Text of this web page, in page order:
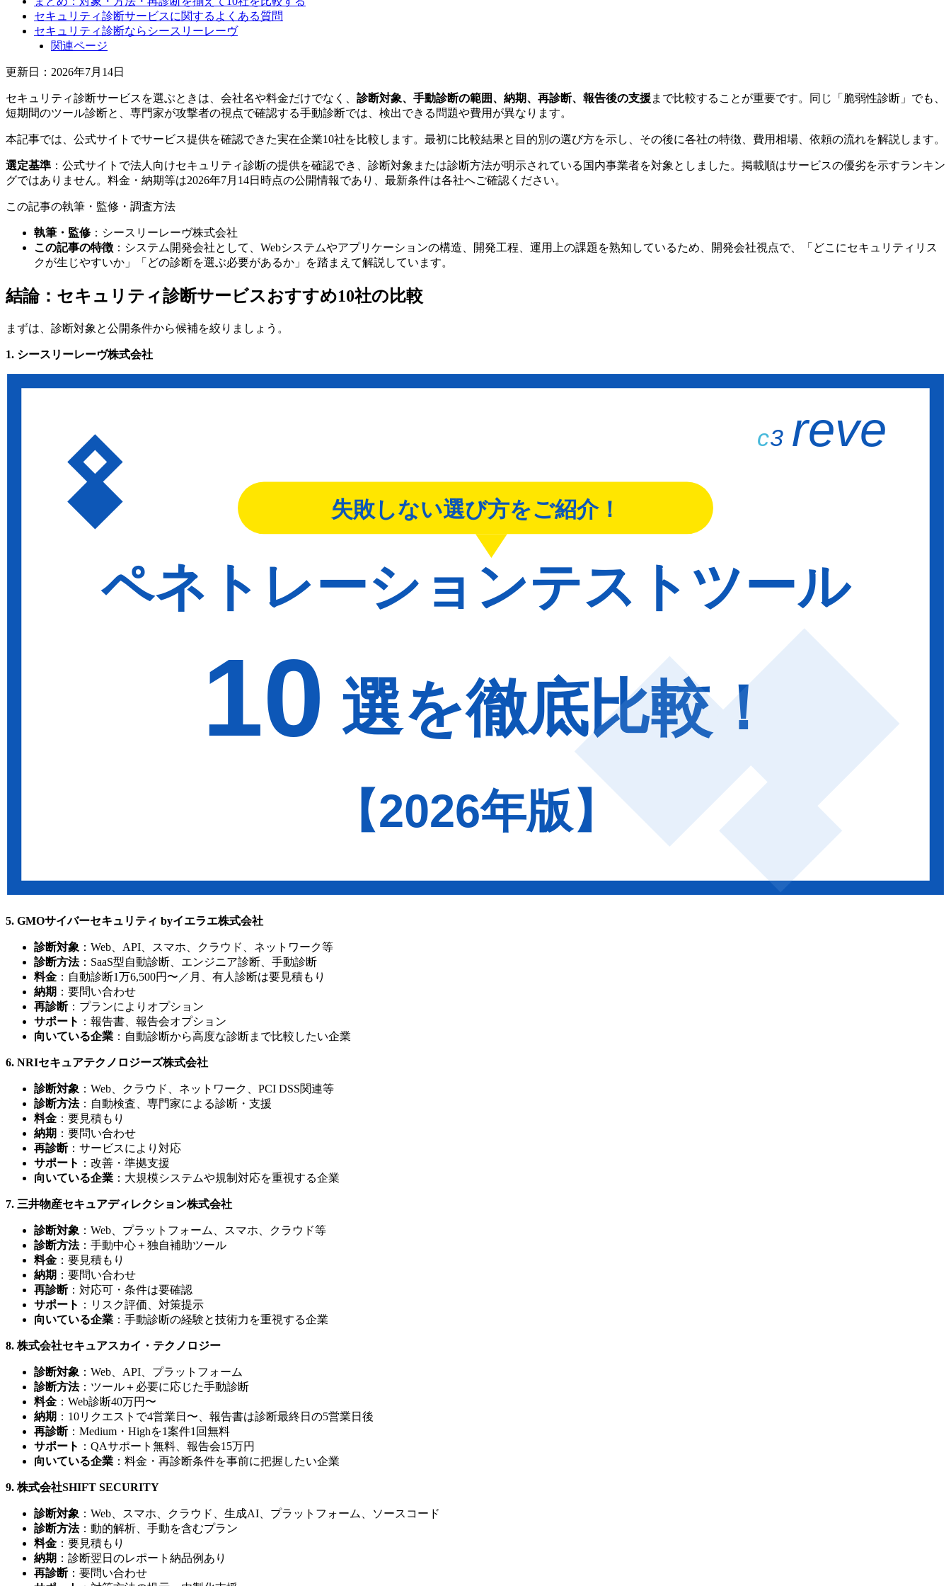
セキュリティ診断サービスに関するよくある質問
セキュリティ診断ならシースリーレーヴ
関連ページ
更新日：2026年7月14日
セキュリティ診断サービスを選ぶときは、会社名や料金だけでなく、 診断対象、手動診断の範囲、納期、再診断、報告後の支援まで比較することが重要です。同じ「脆弱性診断」でも、
短期間のツール診断と、専門家が攻撃者の視点で確認する手動診断では、検出できる問題や費用が異なります。
本記事では、公式サイトでサービス提供を確認できた実在企業10社を比較します。最初に比較結果と目的別の選び方を示し、その後に各社の特徴、費用相場、依頼の流れを解説します。
選定基準 ：公式サイトで法人向けセキュリティ診断の提供を確認でき、診断対象または診断方法が明示されている国内事業者を対象としました。掲載順はサービスの優劣を示すランキン
グではありません。料金・納期等は2026年7月14日時点の公開情報であり、最新条件は各社へご確認ください。
この記事の執筆・監修・調査方法
執筆・監修 ：シースリーレーヴ株式会社
この記事の特徴 ：システム開発会社として、Webシステムやアプリケーションの構造、開発工程、運用上の課題を熟知しているため、開発会社視点で、「どこにセキュリティリス
クが生じやすいか」「どの診断を選ぶ必要があるか」を踏まえて解説しています。
結論：セキュリティ診断サービスおすすめ10社の比較
まずは、診断対象と公開条件から候補を絞りましょう。
1. シースリーレーヴ株式会社
：対応可・条件は要確認
サポート ：報告書、改善相談
向いている企業：公開価格と短納期を重視する企業
2. 株式会社ラック
：Web、プラットフォーム、スマホ、クラウド等
：最短2営業日から
：プランにより無料条件あり
：報告書、診断後サポート
：複数プランから精度と予算を選びたい企業
：Web、Web API、ネットワーク、OS、スマホ等
：自動、手動、設計書レビュー等
サポート：経営層向け・技術者向け報告、報告会オプション
向いている企業：対象が多様、または基準準拠を重視する企業
5. GMOサイバーセキュリティ byイエラエ株式会社
診断対象 ：Web、API、スマホ、クラウド、ネットワーク等
診断方法：SaaS型自動診断、エンジニア診断、手動診断
料金 ：自動診断1万6,500円〜／月、有人診断は要見積もり
納期 ：要問い合わせ
再診断：プランによりオプション
サポート ：報告書、報告会オプション
向いている企業 ：自動診断から高度な診断まで比較したい企業
6. NRIセキュアテクノロジーズ株式会社
診断対象 ：Web、クラウド、ネットワーク、PCI DSS関連等
診断方法：自動検査、専門家による診断・支援
料金 ：要見積もり
納期 ：要問い合わせ
再診断：サービスにより対応
サポート ：改善・準拠支援
向いている企業 ：大規模システムや規制対応を重視する企業
7. 三井物産セキュアディレクション株式会社
診断対象 ：Web、プラットフォーム、スマホ、クラウド等
診断方法：手動中心＋独自補助ツール
料金 ：要見積もり
納期 ：要問い合わせ
再診断：対応可・条件は要確認
サポート ：リスク評価、対策提示
向いている企業 ：手動診断の経験と技術力を重視する企業
8. 株式会社セキュアスカイ・テクノロジー
診断対象 ：Web、API、プラットフォーム
診断方法：ツール＋必要に応じた手動診断
料金 ：Web診断40万円〜
納期 ：10リクエストで4営業日〜、報告書は診断最終日の5営業日後
再診断：Medium・Highを1案件1回無料
サポート ：QAサポート無料、報告会15万円
向いている企業 ：料金・再診断条件を事前に把握したい企業
9. 株式会社SHIFT SECURITY
診断対象 ：Web、スマホ、クラウド、生成AI、プラットフォーム、ソースコード
診断方法：動的解析、手動を含むプラン
料金 ：要見積もり
納期 ：診断翌日のレポート納品例あり
再診断：要問い合わせ